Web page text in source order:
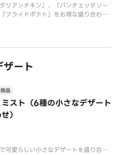
リアンチキン』、『パンチェッタソー
フライドポテト』をお得な盛り合わせ
ート
ミスト（6種の小さなデザート
）
品
可愛らしい小さなデザートを盛り合わ